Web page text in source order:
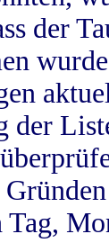
der
der